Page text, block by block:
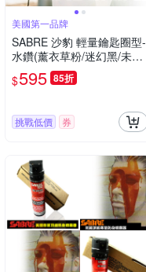
美國第一品牌
SABRE 沙豹 輕量鑰匙圈型-
水鑽(薰衣草粉/迷幻黑/未來
白/活力粉紅/薄荷青)
$595 85折
挑戰低價 券